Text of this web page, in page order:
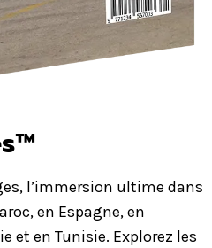
l’immersion ultime dans
en Espagne, en
et en Tunisie. Explorez les